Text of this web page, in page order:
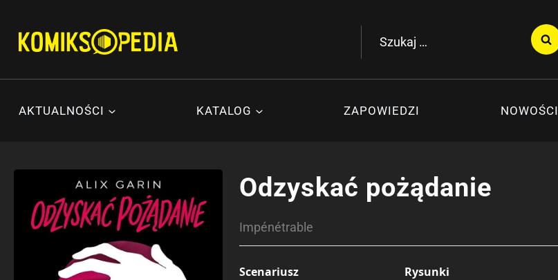
treści
Szukaj:
AKTUALNOŚCI KATALOG ZAPOWIEDZI NOWOŚCI
Odzyskać pożądanie
Impénétrable
Scenariusz Rysunki